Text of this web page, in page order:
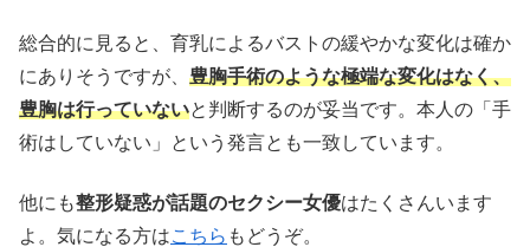
総合的に見ると、育乳によるバストの緩やかな変化は確か
にありそうですが、 豊胸手術のような極端な変化はなく、
豊胸は行っていないと判断するのが妥当です。本人の「手
術はしていない」という発言とも一致しています。
他にも整形疑惑が話題のセクシー女優はたくさんいます
よ。気になる方はこちら もどうぞ。